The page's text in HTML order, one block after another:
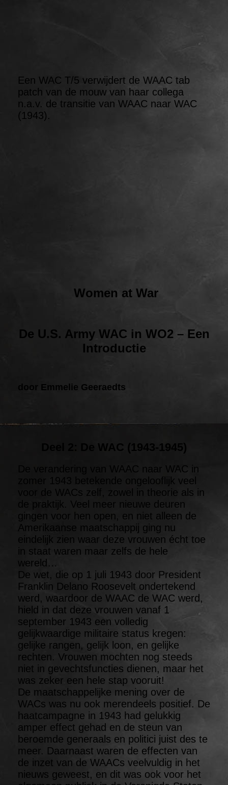
Een WAC T/5 verwijdert de WAAC tab
patch van de mouw van haar collega
n.a.v. de transitie van WAAC naar WAC
(1943).
Women at War
De U.S. Army WAC in WO2 – Een
Introductie
door Emmelie Geeraedts
Deel 2: De WAC (1943-1945)
De verandering van WAAC naar WAC in
zomer 1943 betekende ongelooflijk veel
voor de WACs zelf, zowel in theorie als in
de praktijk. Veel meer nieuwe deuren
gingen voor hen open, en niet alleen de
Amerikaanse maatschappij ging nu
eindelijk zien waar deze vrouwen écht toe
in staat waren maar zelfs de hele
wereld…
De wet, die op 1 juli 1943 door President
Franklin Delano Roosevelt ondertekend
werd, waardoor de WAAC de WAC werd,
hield in dat deze vrouwen vanaf 1
september 1943 een volledig
gelijkwaardige militaire status kregen:
gelijke rangen, gelijk loon, en gelijke
rechten. Vrouwen mochten nog steeds
niet in gevechtsfuncties dienen, maar het
was zeker een hele stap vooruit!
De maatschappelijke mening over de
WACs was nu ook merendeels positief. De
haatcampagne in 1943 had gelukkig
amper effect gehad en de steun van
beroemde generaals en politici juist des te
meer. Daarnaast waren de effecten van
de inzet van de WAACs veelvuldig in het
nieuws geweest, en dit was ook voor het